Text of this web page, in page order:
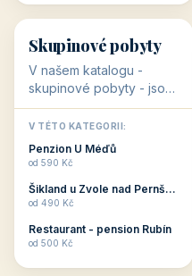
👥 32 objektů
Skupinové pobyty
V našem katalogu -
skupinové pobyty - jsou
pro Vás připraveny
objekty, které nabízí
ubytování skupin v
penzionech, hotelích a
Budete překva...
V TÉTO KATEGORII:
Penzion U Méďů
od 590 Kč
Šikland u Zvole nad Pernštejnem
od 490 Kč
Restaurant - pension Rubín
od 500 Kč